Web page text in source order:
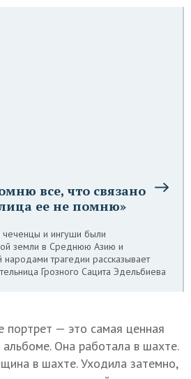
все, что связано
ее не помню»
и ингуши были
земли в Среднюю Азию и
народами трагедии рассказывает
Грозного Сацита Эдельбиева
портрет — это самая ценная
Она работала в шахте.
в шахте. Уходила затемно,